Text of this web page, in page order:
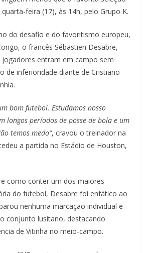
feira (17), às 14h, pelo Grupo K.
do desafio e do favoritismo europeu,
o francês Sébastien Desabre,
jogadores entram em campo sem
de inferioridade diante de Cristiano
bom futebol. Estudamos nosso
longos períodos de posse de bola e um
temos medo”, cravou o treinador na
a partida no Estádio de Houston,
como conter um dos maiores
do futebol, Desabre foi enfático ao
nenhuma marcação individual e
conjunto lusitano, destacando
de Vitinha no meio-campo.